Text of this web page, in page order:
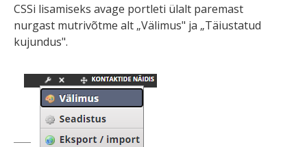
CSSi lisamiseks avage portleti ülalt paremast
nurgast mutrivõtme alt „Välimus" ja „Täiustatud
kujundus".